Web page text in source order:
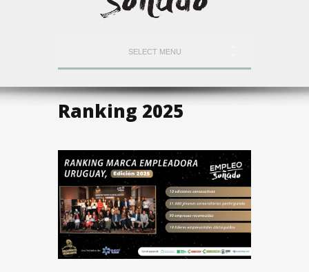
SELECT MENU
Ranking 2025